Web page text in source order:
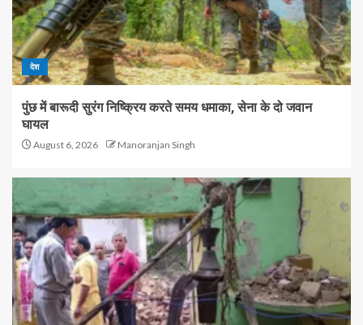
देश
पुंछ में बारूदी सुरंग निष्क्रिय करते समय धमाका, सेना के दो जवान
घायल
August 6, 2026 Manoranjan Singh